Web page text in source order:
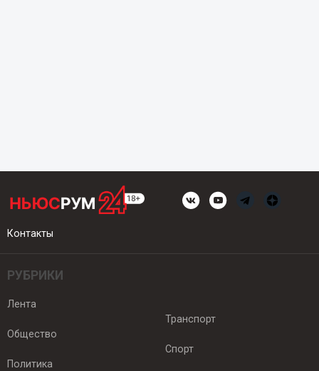
Контакты
РУБРИКИ
Лента
Общество
Политика
Транспорт
Спорт